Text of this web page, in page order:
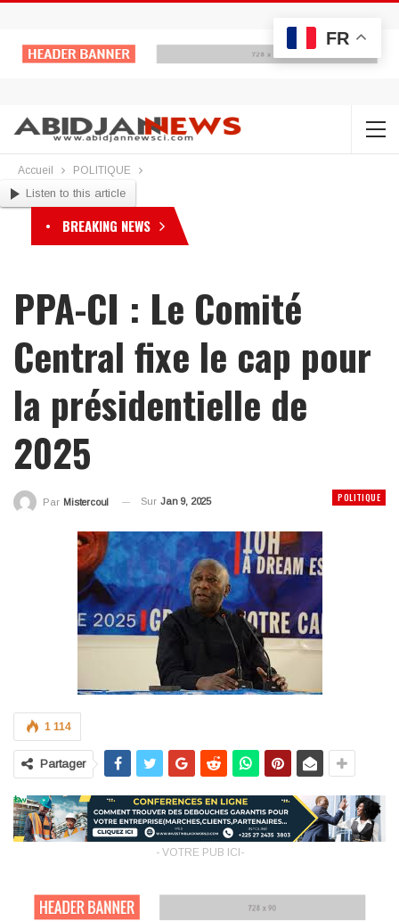
Accueil POLITIQUE
Listen to this article
BREAKING NEWS
PPA-CI : Le Comité
Central fixe le cap pour
la présidentielle de
2025
POLITIQUE
Par Mistercoul Sur Jan 9, 2025
1 114
Partager
- VOTRE PUB ICI-
FR